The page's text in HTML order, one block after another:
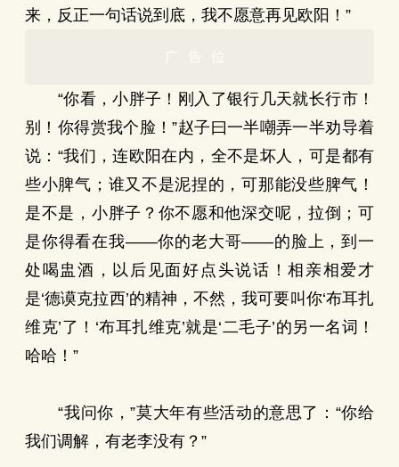
来，反正一句话说到底，我不愿意再见欧阳！”
广告位
“你看，小胖子！刚入了银行几天就长行市！
别！你得赏我个脸！”赵子曰一半嘲弄一半劝导着
说：“我们，连欧阳在内，全不是坏人，可是都有
些小脾气；谁又不是泥捏的，可那能没些脾气！
是不是，小胖子？你不愿和他深交呢，拉倒；可
是你得看在我——你的老大哥——的脸上，到一
处喝盅酒，以后见面好点头说话！相亲相爱才
是‘德谟克拉西’的精神，不然，我可要叫你‘布耳扎
维克’了！‘布耳扎维克’就是‘二毛子’的另一名词！
哈哈！”
“我问你，”莫大年有些活动的意思了：“你给
我们调解，有老李没有？”